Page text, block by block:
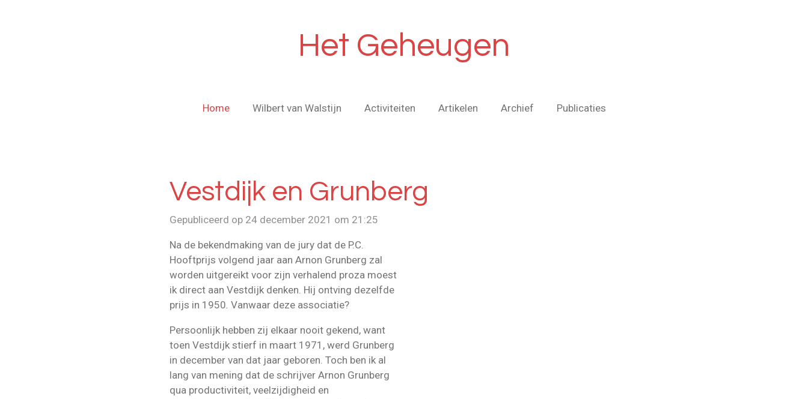
Het Geheugen
Home Wilbert van Walstijn Activiteiten Artikelen Archief Publicaties
Vestdijk en Grunberg
Gepubliceerd op 24 december 2021 om 21:25
Na de bekendmaking van de jury dat de P.C.
Hooftprijs volgend jaar aan Arnon Grunberg zal
worden uitgereikt voor zijn verhalend proza moest
ik direct aan Vestdijk denken. Hij ontving dezelfde
prijs in 1950 Vanwaar deze associatie?
Persoonlijk hebben zij elkaar nooit gekend, want
toen Vestdijk stierf in maart 1971, werd Grunberg
in december van dat jaar geboren. Toch ben ik al
lang van mening dat de schrijver Arnon Grunberg
qua productiviteit, veelzijdigheid en